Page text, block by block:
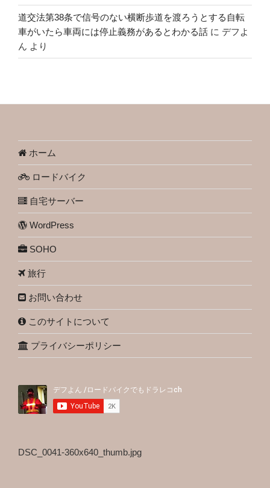
道交法第38条で信号のない横断歩道を渡ろうとする自転
車がいたら車両には停止義務があるとわかる話 に デフよ
ん より
ホーム
ロードバイク
自宅サーバー
WordPress
SOHO
旅行
お問い合わせ
このサイトについて
プライバシーポリシー
DSC_0041-360x640_thumb.jpg